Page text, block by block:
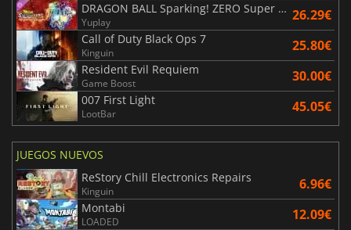
DRAGON BALL Sparking! ZERO Super Limit Breaking NEO
Yuplay 26.29€
Call of Duty Black Ops 7
Kinguin 25.80€
Resident Evil Requiem
Game Boost 30.00€
007 First Light
LootBar 45.05€
JUEGOS NUEVOS
ReStory Chill Electronics Repairs
Kinguin 6.96€
Montabi
LOADED 12.09€